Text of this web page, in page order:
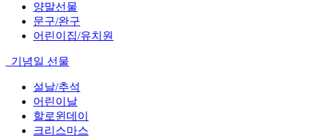
양말선물
문구/완구
어린이집/유치원
기념일 선물
설날/추석
어린이날
할로윈데이
크리스마스